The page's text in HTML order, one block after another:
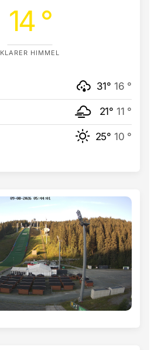
14 °
KLARER HIMMEL
31° 16 °
21° 11 °
25° 10 °